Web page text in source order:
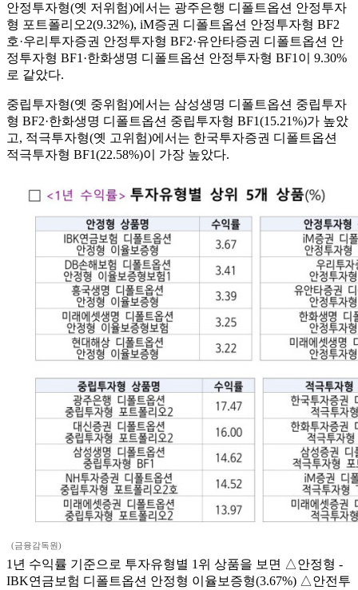
안정투자형(옛 저위험)에서는 광주은행 디폴트옵션 안정투자
형 포트폴리오2(9.32%), iM증권 디폴트옵션 안정투자형 BF2
호·우리투자증권 안정투자형 BF2·유안타증권 디폴트옵션 안
정투자형 BF1·한화생명 디폴트옵션 안정투자형 BF1이 9.30%
로 같았다.
중립투자형(옛 중위험)에서는 삼성생명 디폴트옵션 중립투자
형 BF2·한화생명 디폴트옵션 중립투자형 BF1(15.21%)가 높았
고, 적극투자형(옛 고위험)에서는 한국투자증권 디폴트옵션
적극투자형 BF1(22.58%)이 가장 높았다.
(금융감독원)
1년 수익률 기준으로 투자유형별 1위 상품을 보면 △안정형 -
IBK연금보험 디폴트옵션 안정형 이율보증형(3.67%) △안전투